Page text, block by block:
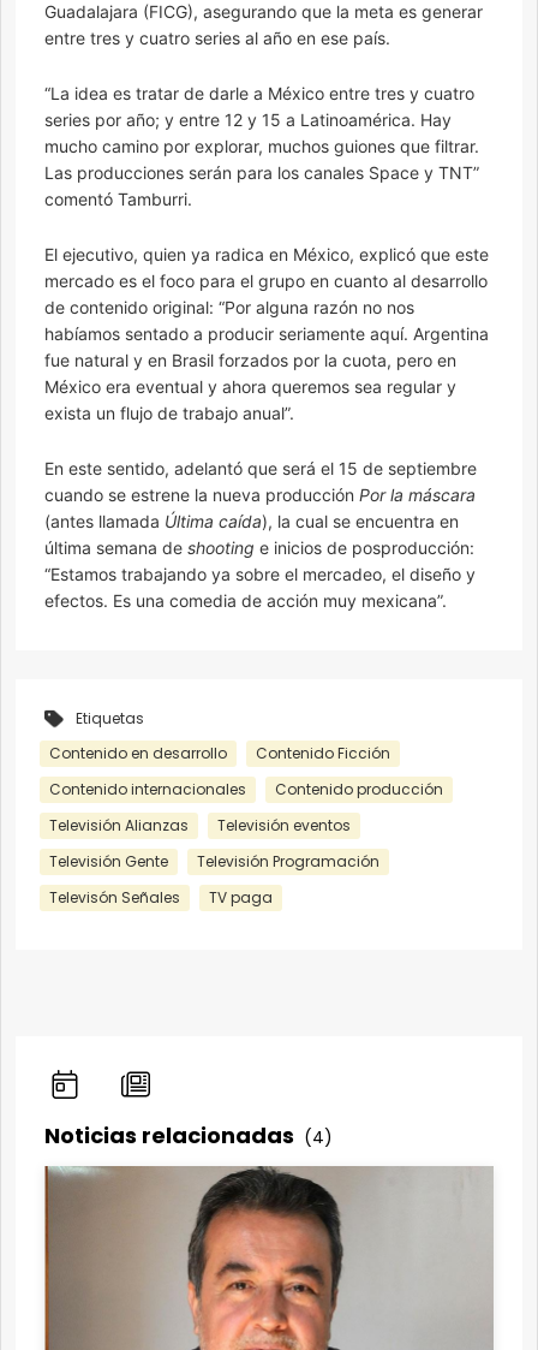
Guadalajara (FICG), asegurando que la meta es generar
entre tres y cuatro series al año en ese país.
“La idea es tratar de darle a México entre tres y cuatro
series por año; y entre 12 y 15 a Latinoamérica. Hay
mucho camino por explorar, muchos guiones que filtrar.
Las producciones serán para los canales Space y TNT”
comentó Tamburri.
El ejecutivo, quien ya radica en México, explicó que este
mercado es el foco para el grupo en cuanto al desarrollo
de contenido original: “Por alguna razón no nos
habíamos sentado a producir seriamente aquí. Argentina
fue natural y en Brasil forzados por la cuota, pero en
México era eventual y ahora queremos sea regular y
exista un flujo de trabajo anual”.
En este sentido, adelantó que será el 15 de septiembre
cuando se estrene la nueva producción Por la máscara
(antes llamada Última caída), la cual se encuentra en
última semana de shooting e inicios de posproducción:
“Estamos trabajando ya sobre el mercadeo, el diseño y
efectos. Es una comedia de acción muy mexicana”.
Etiquetas
Contenido en desarrollo
Contenido Ficción
Contenido internacionales
Contenido producción
Televisión Alianzas
Televisión eventos
Televisión Gente
Televisión Programación
Televisón Señales
TV paga
Noticias relacionadas (4)